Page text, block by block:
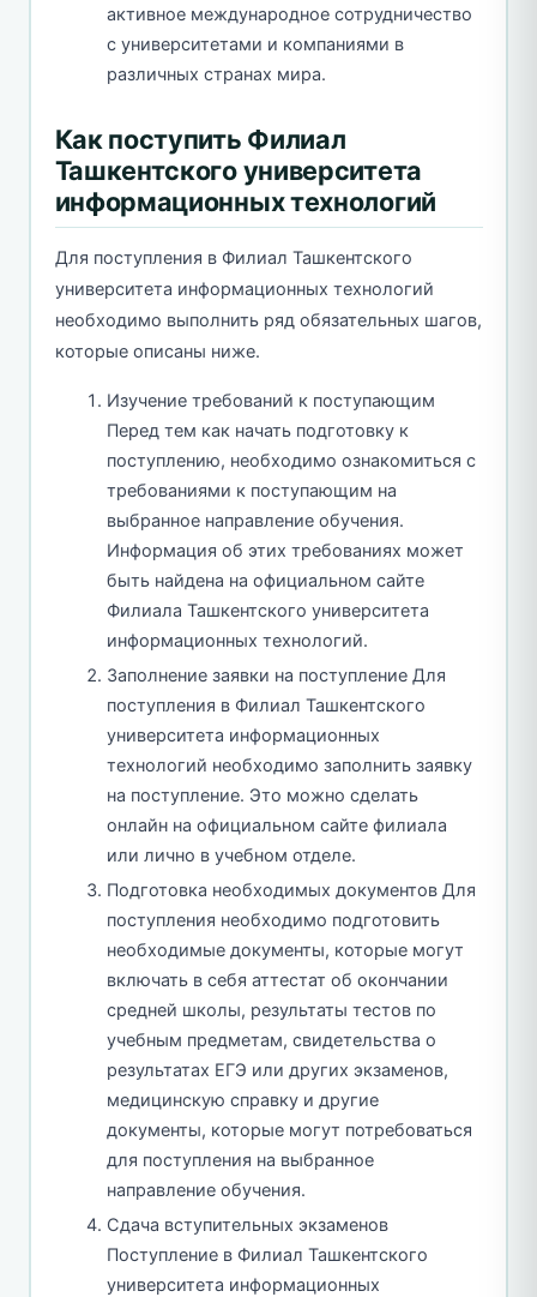
активное международное сотрудничество
с университетами и компаниями в
различных странах мира.
Как поступить Филиал
Ташкентского университета
информационных технологий
Для поступления в Филиал Ташкентского
университета информационных технологий
необходимо выполнить ряд обязательных шагов,
которые описаны ниже.
Изучение требований к поступающим
Перед тем как начать подготовку к
поступлению, необходимо ознакомиться с
требованиями к поступающим на
выбранное направление обучения.
Информация об этих требованиях может
быть найдена на официальном сайте
Филиала Ташкентского университета
информационных технологий.
Заполнение заявки на поступление Для
поступления в Филиал Ташкентского
университета информационных
технологий необходимо заполнить заявку
на поступление. Это можно сделать
онлайн на официальном сайте филиала
или лично в учебном отделе.
Подготовка необходимых документов Для
поступления необходимо подготовить
необходимые документы, которые могут
включать в себя аттестат об окончании
средней школы, результаты тестов по
учебным предметам, свидетельства о
результатах ЕГЭ или других экзаменов,
медицинскую справку и другие
документы, которые могут потребоваться
для поступления на выбранное
направление обучения.
Сдача вступительных экзаменов
Поступление в Филиал Ташкентского
университета информационных